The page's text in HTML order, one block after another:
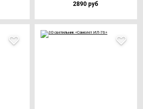
2890 руб